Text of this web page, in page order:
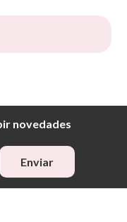
novedades
Enviar